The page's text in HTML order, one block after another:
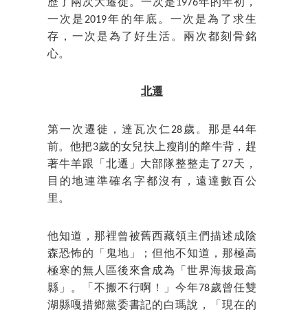
歷了兩次大遷徙。一次是1976年的年初，
一次是2019年的年底。一次是為了求生
存，一次是為了好生活。兩次都刻骨銘
心。
北遷
第一次遷徙，達瓦次仁28歲。那是44年
前。他把3歲的女兒扶上瘦削的犛牛背，趕
著牛羊跟「北遷」大部隊整整走了27天，
目的地連準確名字都沒有，遠達數百公
里。
他知道，那裡曾被舊西藏領主們描述成陰
森恐怖的「鬼地」；但他不知道，那極高
極寒的無人區後來會成為「世界海拔最高
縣」。「不搬不行啊！」今年78歲曾任雙
湖縣嘎措鄉黨委書記的白瑪說，「現在的